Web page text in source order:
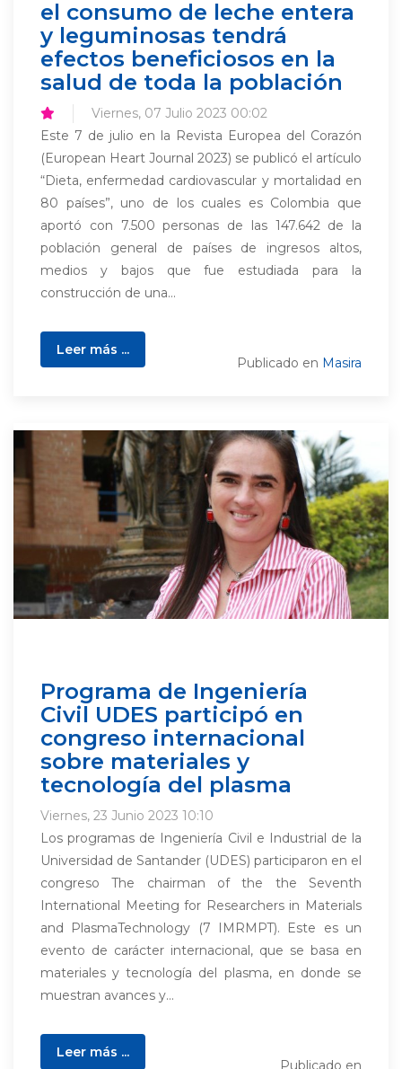
el consumo de leche entera
y leguminosas tendrá
efectos beneficiosos en la
salud de toda la población
Viernes, 07 Julio 2023 00:02
Este 7 de julio en la Revista Europea del Corazón
(European Heart Journal 2023) se publicó el artículo
“Dieta, enfermedad cardiovascular y mortalidad en
80 países”, uno de los cuales es Colombia que
aportó con 7.500 personas de las 147.642 de la
población general de países de ingresos altos,
medios y bajos que fue estudiada para la
construcción de una...
Leer más ...
Publicado en Masira
Programa de Ingeniería
Civil UDES participó en
congreso internacional
sobre materiales y
tecnología del plasma
Viernes, 23 Junio 2023 10:10
Los programas de Ingeniería Civil e Industrial de la
Universidad de Santander (UDES) participaron en el
congreso The chairman of the the Seventh
International Meeting for Researchers in Materials
and PlasmaTechnology (7 IMRMPT). Este es un
evento de carácter internacional, que se basa en
materiales y tecnología del plasma, en donde se
muestran avances y...
Leer más ...
Publicado en